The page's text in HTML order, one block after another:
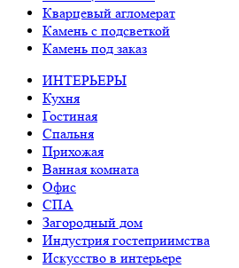
Кварцевый агломерат
Камень с подсветкой
Камень под заказ
ИНТЕРЬЕРЫ
Кухня
Гостиная
Спальня
Прихожая
Ванная комната
Офис
СПА
Загородный дом
Индустрия гостеприимства
Искусство в интерьере